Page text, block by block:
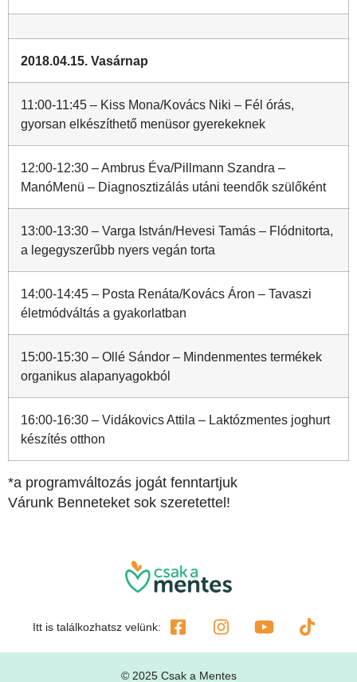
2018.04.15. Vasárnap
11:00-11:45 – Kiss Mona/Kovács Niki – Fél órás,
gyorsan elkészíthető menüsor gyerekeknek
12:00-12:30 – Ambrus Éva/Pillmann Szandra –
ManóMenü – Diagnosztizálás utáni teendők szülőként
13:00-13:30 – Varga István/Hevesi Tamás – Flódnitorta,
a legegyszerűbb nyers vegán torta
14:00-14:45 – Posta Renáta/Kovács Áron – Tavaszi
életmódváltás a gyakorlatban
15:00-15:30 – Ollé Sándor – Mindenmentes termékek
organikus alapanyagokból
16:00-16:30 – Vidákovics Attila – Laktózmentes joghurt
készítés otthon
*a programváltozás jogát fenntartjuk
Várunk Benneteket sok szeretettel!
Itt is találkozhatsz velünk:
© 2025 Csak a Mentes